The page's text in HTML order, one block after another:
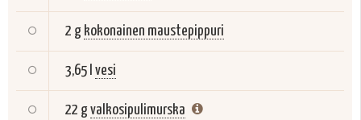
2 g kokonainen maustepippuri
3,65 l vesi
22 gvalkosipulimurska